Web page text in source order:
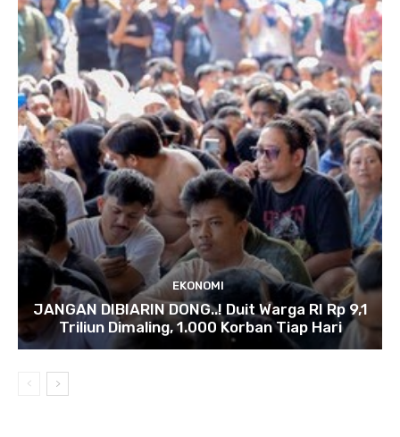
EKONOMI
JANGAN DIBIARIN DONG..! Duit Warga RI Rp 9,1
Triliun Dimaling, 1.000 Korban Tiap Hari